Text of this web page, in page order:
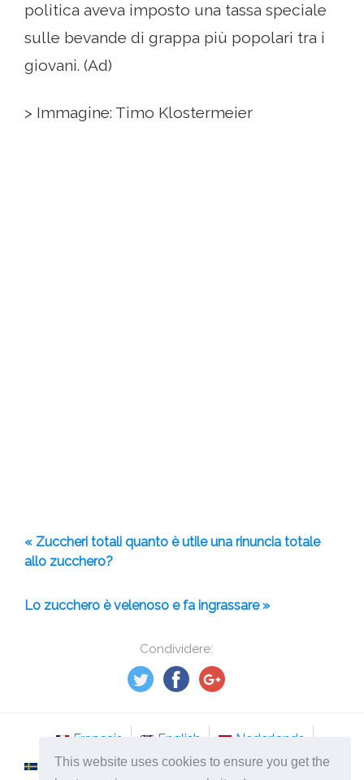
This website uses cookies to ensure you get the
Condividere:
politica aveva imposto una tassa speciale
sulle bevande di grappa più popolari tra i
giovani. (Ad)
> Immagine: Timo Klostermeier
« Zuccheri totali quanto è utile una rinuncia totale
allo zucchero?
Lo zucchero è velenoso e fa ingrassare »
Français English
Nederlands
Svenska
Norsk Italiano Português